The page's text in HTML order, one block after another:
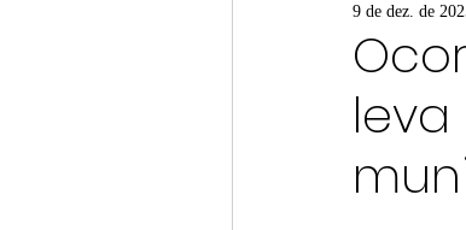
Coluna Fatos e
Coluna: Agenda 21
9 de dez. de